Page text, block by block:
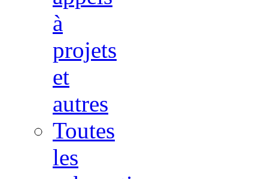
à
projets
et
autres
Toutes
les